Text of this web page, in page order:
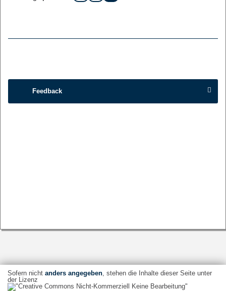
Feedback
Sofern nicht anders angegeben, stehen die Inhalte dieser Seite unter
der Lizenz